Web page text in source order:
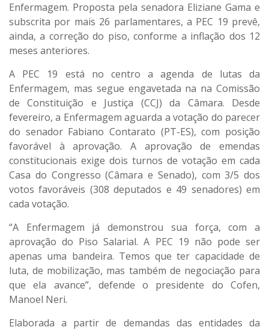
Enfermagem. Proposta pela senadora Eliziane Gama e
subscrita por mais 26 parlamentares, a PEC 19 prevê,
ainda, a correção do piso, conforme a inflação dos 12
meses anteriores.
A PEC 19 está no centro a agenda de lutas da
Enfermagem, mas segue engavetada na na Comissão
de Constituição e Justiça (CCJ) da Câmara. Desde
fevereiro, a Enfermagem aguarda a votação do parecer
do senador Fabiano Contarato (PT-ES), com posição
favorável à aprovação. A aprovação de emendas
constitucionais exige dois turnos de votação em cada
Casa do Congresso (Câmara e Senado), com 3/5 dos
votos favoráveis (308 deputados e 49 senadores) em
cada votação.
“A Enfermagem já demonstrou sua força, com a
aprovação do Piso Salarial. A PEC 19 não pode ser
apenas uma bandeira. Temos que ter capacidade de
luta, de mobilização, mas também de negociação para
que ela avance”, defende o presidente do Cofen,
Manoel Neri.
Elaborada a partir de demandas das entidades da